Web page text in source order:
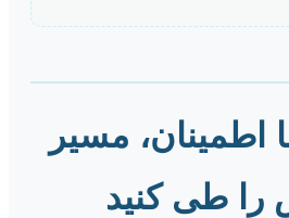
اطمینان، مسیر
را طی کنید